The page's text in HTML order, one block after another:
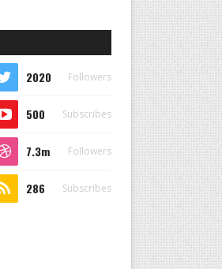
2020 Followers
500 Subscribes
7.3m Followers
286 Subscribes